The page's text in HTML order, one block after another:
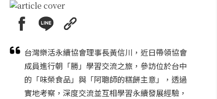
台灣樂活永續協會理事長黃信川，近日帶領協會
成員進行朝「勝」學習交流之旅，參訪位於台中
的「味榮食品」與「阿聰師的糕餅主意」，透過
實地考察，深度交流並互相學習永續發展經驗，